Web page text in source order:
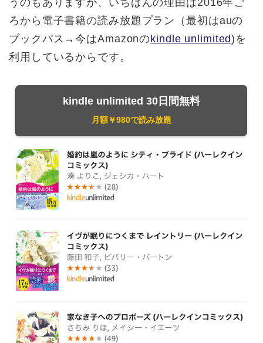
ろから電子書籍の読み放題プラン（最初はauの
ブックパス→今はAmazonのkindle unlimited)を
利用しているからです。
kindle unlimited 30日間無料
月額￥980で読み放題